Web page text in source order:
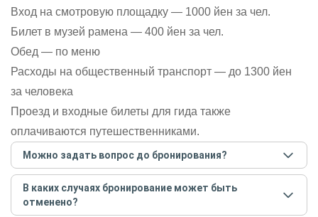
Вход на смотровую площадку — 1000 йен за чел.
Билет в музей рамена — 400 йен за чел.
Обед — по меню
Расходы на общественный транспорт — до 1300 йен
за человека
Проезд и входные билеты для гида также
оплачиваются путешественниками.
Можно задать вопрос до бронирования?
Достаточно перейти по ссылке «Задать вопрос» и
написать гиду. Платить при этом не нужно. Сначала
согласуйте с гидом интересующие вас вопросы и после
В каких случаях бронирование может быть
отменено?